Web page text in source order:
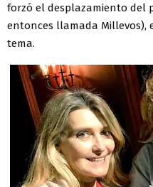
forzó el desplazamiento del
entonces llamada Millevos),
tema.